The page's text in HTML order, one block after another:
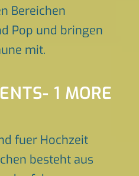
Bereichen
Pop und bringen
mit.
1 MORE
fuer Hochzeit
besteht aus